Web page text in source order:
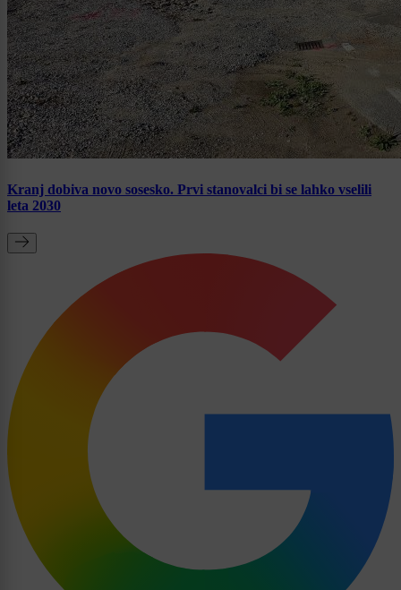
Kranj dobiva novo sosesko. Prvi stanovalci bi se lahko vselili
leta 2030